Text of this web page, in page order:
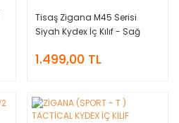
Tisaş Zigana M45 Serisi
Siyah Kydex İç Kılıf - Sağ
1.499,00 TL